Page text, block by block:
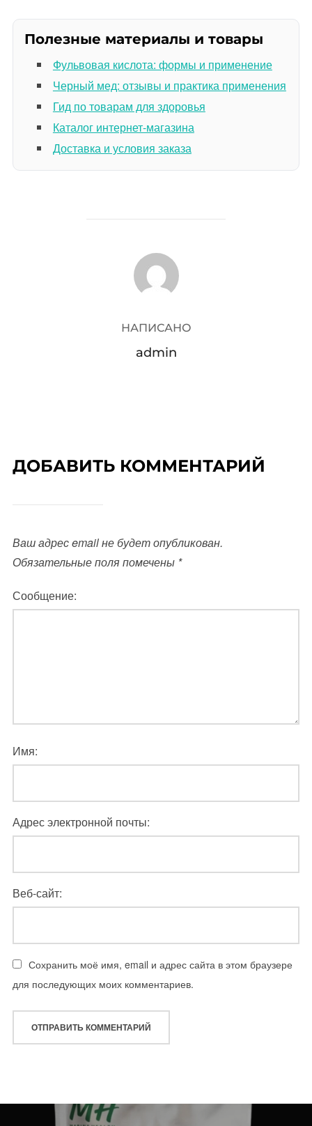
Полезные материалы и товары
Фульвовая кислота: формы и применение
Черный мед: отзывы и практика применения
Гид по товарам для здоровья
Каталог интернет-магазина
Доставка и условия заказа
АВТОР ЗАПИСИ
НАПИСАНО
admin
ДОБАВИТЬ КОММЕНТАРИЙ
Ваш адрес email не будет опубликован.
Обязательные поля помечены *
Сообщение:
Имя:
Адрес электронной почты:
Веб-сайт:
Сохранить моё имя, email и адрес сайта в этом браузере
для последующих моих комментариев.
Навигация